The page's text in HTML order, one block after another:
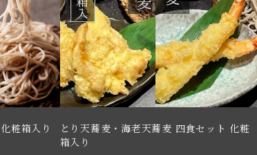
粧箱入り
とり天蕎麦・海老天蕎麦 四食セット 化粧
箱入り